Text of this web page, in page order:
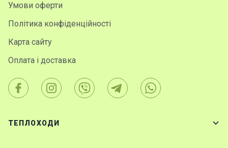
Умови оферти
Політика конфіденційності
Карта сайту
Оплата і доставка
ТЕПЛОХОДИ